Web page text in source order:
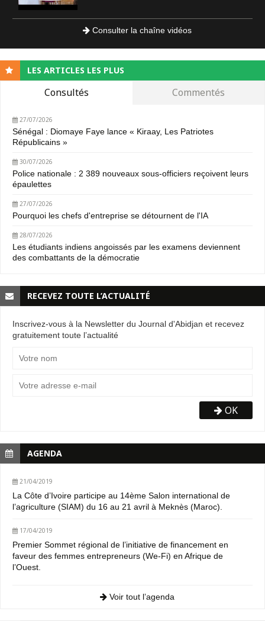
Consulter la chaîne vidéos
LES ARTICLES LES PLUS
Consultés Commentés
27/07/2026
Sénégal : Diomaye Faye lance « Kiraay, Les Patriotes
Républicains »
30/07/2026
Police nationale : 2 389 nouveaux sous-officiers reçoivent leurs
épaulettes
27/07/2026
Pourquoi les chefs d'entreprise se détournent de l'IA
28/07/2026
Les étudiants indiens angoissés par les examens deviennent
des combattants de la démocratie
RECEVEZ TOUTE L’ACTUALITÉ
Inscrivez-vous à la Newsletter du Journal d'Abidjan et recevez
gratuitement toute l’actualité
OK
AGENDA
21/04/2019
La Côte d’Ivoire participe au 14ème Salon international de
l’agriculture (SIAM) du 16 au 21 avril à Meknès (Maroc).
17/04/2019
Premier Sommet régional de l’initiative de financement en
faveur des femmes entrepreneurs (We-Fi) en Afrique de
l’Ouest.
Voir tout l’agenda